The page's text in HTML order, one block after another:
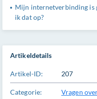
Artikeldetails
Artikel-ID: 207
Categorie: Vragen
Mijn internetverbinding is
ik dat op?